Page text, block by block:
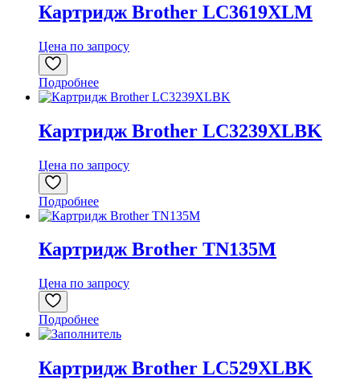
Картридж Brother LC3619XLM
Цена по запросу
Подробнее
Картридж Brother LC3239XLBK
Цена по запросу
Подробнее
Картридж Brother TN135M
Цена по запросу
Подробнее
Картридж Brother LC529XLBK